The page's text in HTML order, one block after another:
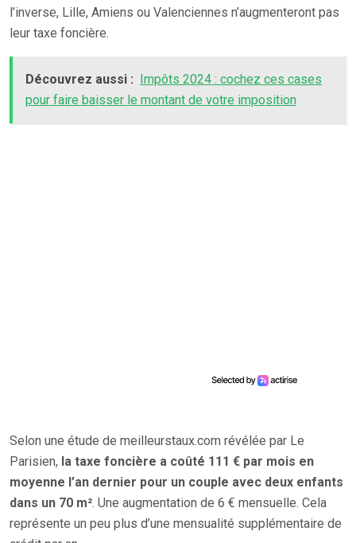
l’inverse, Lille, Amiens ou Valenciennes n’augmenteront pas
leur taxe foncière.
Découvrez aussi : Impôts 2024 : cochez ces cases
pour faire baisser le montant de votre imposition
Selon une étude de meilleurstaux.com révélée par Le
Parisien, la taxe foncière a coûté 111 € par mois en
moyenne l’an dernier pour un couple avec deux enfants
dans un 70 m². Une augmentation de 6 € mensuelle. Cela
représente un peu plus d’une mensualité supplémentaire de